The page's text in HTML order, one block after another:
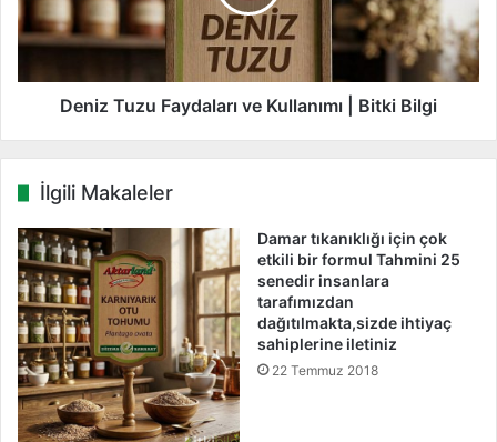
z
u
u
a
r
ı
v
e
K
u
l
l
Deniz Tuzu Faydaları ve Kullanımı | Bitki Bilgi
İlgili Makaleler
Damar tıkanıklığı için çok
etkili bir formul Tahmini 25
senedir insanlara
tarafımızdan
dağıtılmakta,sizde ihtiyaç
sahiplerine iletiniz
22 Temmuz 2018